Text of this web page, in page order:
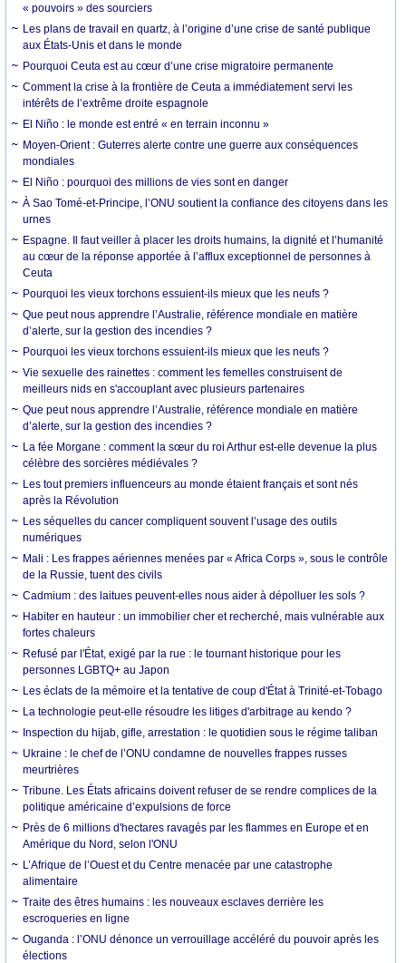
« pouvoirs » des sourciers
Les plans de travail en quartz, à l’origine d’une crise de santé publique
aux États-Unis et dans le monde
Pourquoi Ceuta est au cœur d’une crise migratoire permanente
Comment la crise à la frontière de Ceuta a immédiatement servi les
intérêts de l’extrême droite espagnole
El Niño : le monde est entré « en terrain inconnu »
Moyen-Orient : Guterres alerte contre une guerre aux conséquences
mondiales
El Niño : pourquoi des millions de vies sont en danger
À Sao Tomé-et-Principe, l’ONU soutient la confiance des citoyens dans les
urnes
Espagne. Il faut veiller à placer les droits humains, la dignité et l’humanité
au cœur de la réponse apportée à l’afflux exceptionnel de personnes à
Ceuta
Pourquoi les vieux torchons essuient-ils mieux que les neufs ?
Que peut nous apprendre l’Australie, référence mondiale en matière
d’alerte, sur la gestion des incendies ?
Pourquoi les vieux torchons essuient-ils mieux que les neufs ?
Vie sexuelle des rainettes : comment les femelles construisent de
meilleurs nids en s'accouplant avec plusieurs partenaires
Que peut nous apprendre l’Australie, référence mondiale en matière
d’alerte, sur la gestion des incendies ?
La fée Morgane : comment la sœur du roi Arthur est-elle devenue la plus
célèbre des sorcières médiévales ?
Les tout premiers influenceurs au monde étaient français et sont nés
après la Révolution
Les séquelles du cancer compliquent souvent l’usage des outils
numériques
Mali : Les frappes aériennes menées par « Africa Corps », sous le contrôle
de la Russie, tuent des civils
Cadmium : des laitues peuvent-elles nous aider à dépolluer les sols ?
Habiter en hauteur : un immobilier cher et recherché, mais vulnérable aux
fortes chaleurs
Refusé par l'État, exigé par la rue : le tournant historique pour les
personnes LGBTQ+ au Japon
Les éclats de la mémoire et la tentative de coup d'État à Trinité-et-Tobago
La technologie peut-elle résoudre les litiges d'arbitrage au kendo ?
Inspection du hijab, gifle, arrestation : le quotidien sous le régime taliban
Ukraine : le chef de l’ONU condamne de nouvelles frappes russes
meurtrières
Tribune. Les États africains doivent refuser de se rendre complices de la
politique américaine d’expulsions de force
Près de 6 millions d'hectares ravagés par les flammes en Europe et en
Amérique du Nord, selon l'ONU
L’Afrique de l’Ouest et du Centre menacée par une catastrophe
alimentaire
Traite des êtres humains : les nouveaux esclaves derrière les
escroqueries en ligne
Ouganda : l’ONU dénonce un verrouillage accéléré du pouvoir après les
élections